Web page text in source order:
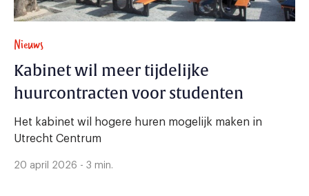
Nieuws
Kabinet wil meer tijdelijke
huurcontracten voor studenten
Het kabinet wil hogere huren mogelijk maken in
Utrecht Centrum
20 april 2026 - 3 min.